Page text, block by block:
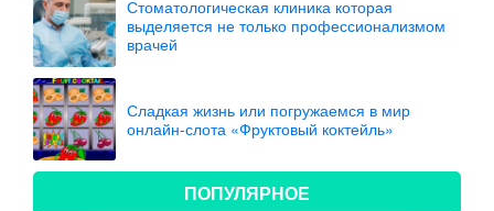
Стоматологическая клиника которая
выделяется не только профессионализмом
врачей
Сладкая жизнь или погружаемся в мир
онлайн-слота «Фруктовый коктейль»
ПОПУЛЯРНОЕ